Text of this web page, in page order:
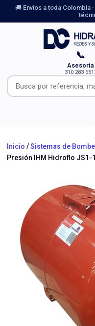
🚚 Envíos a toda Colombia
📞
Asesoría
310 283
Inicio /Sistemas de
Presión IHM Hidroflo JS1-